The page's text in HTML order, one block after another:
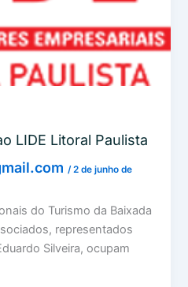
LIDE Litoral Paulista
/2 de junho de
do Turismo da Baixada
representados
Silveira, ocupam